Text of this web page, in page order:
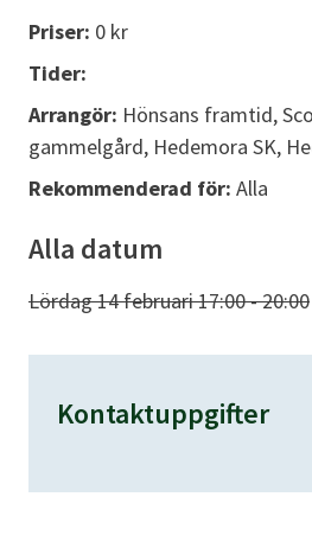
Priser: 0 kr
Tider:
Arrangör: Hönsans framtid,
gammelgård, Hedemora SK,
Rekommenderad för: Alla
Alla datum
Lördag 14 februari 17:00 - 20:00
Kontaktuppgifter